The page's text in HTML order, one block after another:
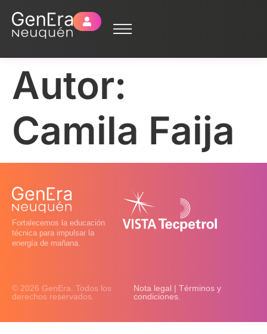
Autor:
Camila Faija
Fortalecemos la educación
técnica para impulsar la
energía de mañana.
© 2026 GenEra. Todos los
derechos reservados.
Nota legal | Términos y
condiciones.